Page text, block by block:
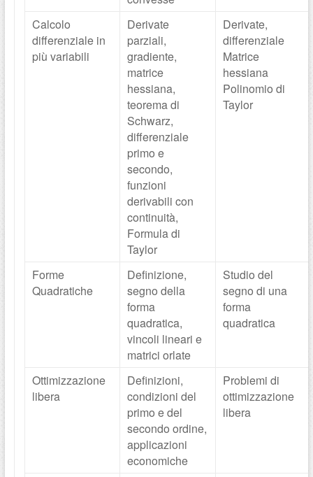
Calcolo
differenziale in
più variabili
Derivate
parziali,
gradiente,
matrice
hessiana,
teorema di
Schwarz,
differenziale
primo e
secondo,
funzioni
derivabili con
continuità,
Formula di
Taylor
Derivate,
differenziale
Matrice
hessiana
Polinomio di
Taylor
Forme
Quadratiche
Definizione,
segno della
forma
quadratica,
vincoli lineari e
matrici orlate
Studio del
segno di una
forma
quadratica
Ottimizzazione
libera
Definizioni,
condizioni del
primo e del
secondo ordine,
applicazioni
economiche
Problemi di
ottimizzazione
libera